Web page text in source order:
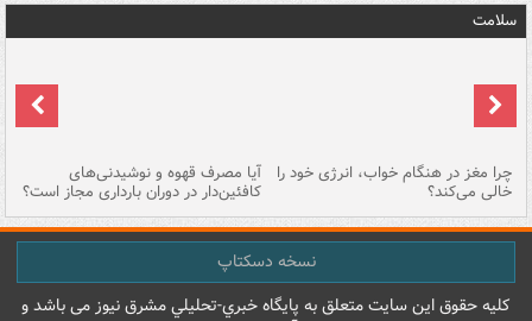
سلامت
چرا مغز در هنگام خواب، انرژی خود را
خالی می‌کند؟
آیا مصرف قهوه و نوشیدنی‌های
کافئین‌دار در دوران بارداری مجاز است؟
نسخه دسکتاپ
کليه حقوق اين سايت متعلق به پایگاه خبري-تحليلي مشرق نيوز می باشد و